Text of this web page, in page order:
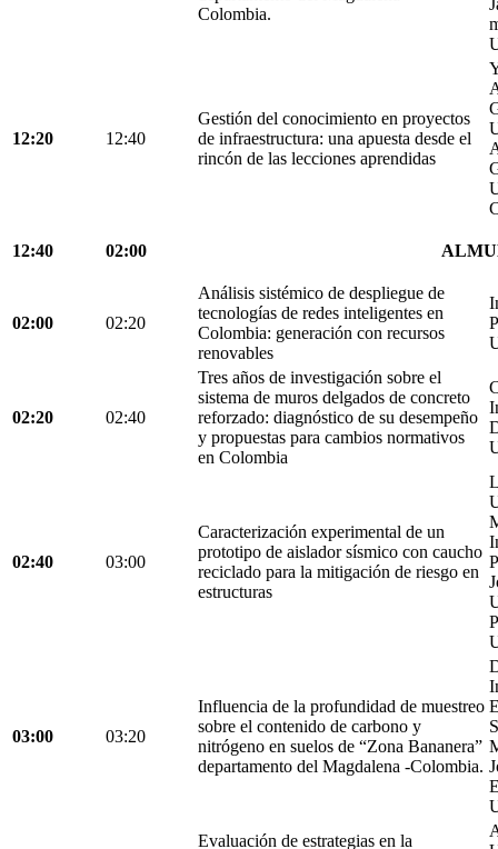
Colombia.
12:20 12:40
Gestión del conocimiento en proyectos
de infraestructura: una apuesta desde el
rincón de las lecciones aprendidas
12:40 02:00
02:00 02:20
Análisis sistémico de despliegue de
tecnologías de redes inteligentes en
Colombia: generación con recursos
renovables
02:20 02:40
Tres años de investigación sobre el
sistema de muros delgados de concreto
reforzado: diagnóstico de su desempeño
y propuestas para cambios normativos
en Colombia
02:40 03:00
Caracterización experimental de un
prototipo de aislador sísmico con caucho
reciclado para la mitigación de riesgo en
estructuras
03:00 03:20
Influencia de la profundidad de muestreo
sobre el contenido de carbono y
nitrógeno en suelos de “Zona Bananera”
departamento del Magdalena -Colombia.
Evaluación de estrategias en la